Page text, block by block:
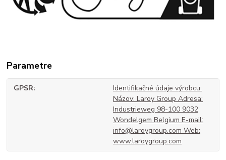
Parametre
GPSR
Identifikačné údaje výrobcu:
Názov: Laroy Group Adresa:
Industrieweg 98-100 9032
Wondelgem Belgium E-mail:
info@laroygroup.com Web:
www.laroygroup.com